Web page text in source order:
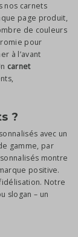
nos carnets
page produit,
de couleurs
pour
à l’avant
carnet
?
avec un
gamme, par
montre
positive.
Notre
slogan – un